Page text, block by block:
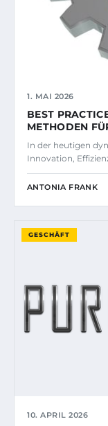
1. MAI 2026
BEST
METHODEN
In der heutigen
Innovation,
ANTONIA FRANK
GESCHÄFT
10. APRIL 2026